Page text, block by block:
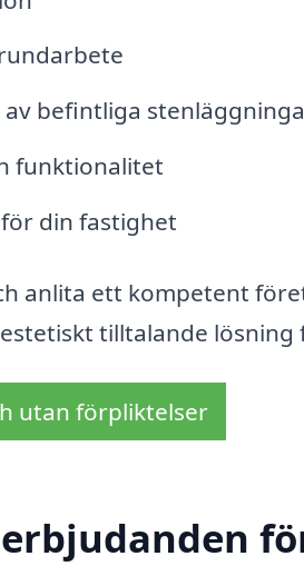
befintliga
funktionalitet
din fastighet
anlita ett kompetent
tilltalande lösning
utan förpliktelser